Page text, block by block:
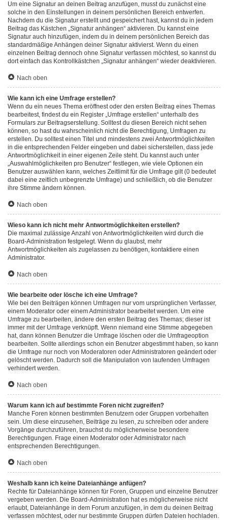
Um eine Signatur an deinen Beitrag anzufügen, musst du zunächst eine
solche in den Einstellungen in deinem persönlichen Bereich entwerfen.
Nachdem du die Signatur erstellt und gespeichert hast, kannst du in jedem
Beitrag das Kästchen „Signatur anhängen“ aktivieren. Du kannst eine
Signatur auch hinzufügen, indem du in deinem persönlichen Bereich das
standardmäßige Anhängen deiner Signatur aktivierst. Wenn du einen
einzelnen Beitrag dennoch ohne Signatur verfassen möchtest, so kannst du
dort einfach das Kontrollkästchen „Signatur anhängen“ wieder deaktivieren.
Nach oben
Wie kann ich eine Umfrage erstellen?
Wenn du ein neues Thema eröffnest oder den ersten Beitrag eines Themas
bearbeitest, findest du ein Register „Umfrage erstellen“ unterhalb des
Formulars zur Beitragserstellung. Solltest du diesen Bereich nicht sehen
können, so hast du wahrscheinlich nicht die Berechtigung, Umfragen zu
erstellen. Du solltest einen Titel und mindestens zwei Antwortmöglichkeiten
in die entsprechenden Felder eingeben und dabei sicherstellen, dass jede
Antwortmöglichkeit in einer eigenen Zeile steht. Du kannst auch unter
„Auswahlmöglichkeiten pro Benutzer“ festlegen, wie viele Optionen ein
Benutzer auswählen kann, welches Zeitlimit für die Umfrage gilt (0 bedeutet
dabei eine zeitlich unbegrenzte Umfrage) und schließlich, ob die Benutzer
ihre Stimme ändern können.
Nach oben
Wieso kann ich nicht mehr Antwortmöglichkeiten erstellen?
Die maximal zulässige Anzahl von Antwortmöglichkeiten wird durch die
Board-Administration festgelegt. Wenn du glaubst, mehr
Antwortmöglichkeiten als zugelassen zu benötigen, kontaktiere einen
Administrator.
Nach oben
Wie bearbeite oder lösche ich eine Umfrage?
Wie bei den Beiträgen können Umfragen nur vom ursprünglichen Verfasser,
einem Moderator oder einem Administrator bearbeitet werden. Um eine
Umfrage zu bearbeiten, ändere den ersten Beitrag des Themas; dieser ist
immer mit der Umfrage verknüpft. Wenn niemand eine Stimme abgegeben
hat, dann können Benutzer die Umfrage löschen oder die Umfrageoption
bearbeiten. Sollte allerdings schon ein Benutzer abgestimmt haben, so kann
die Umfrage nur noch von Moderatoren oder Administratoren geändert oder
gelöscht werden. Dadurch soll die Manipulation von laufenden Umfragen
verhindert werden.
Nach oben
Warum kann ich auf bestimmte Foren nicht zugreifen?
Manche Foren können bestimmten Benutzern oder Gruppen vorbehalten
sein. Um diese einzusehen, Beiträge zu lesen, zu schreiben oder andere
Vorgänge durchzuführen, brauchst du möglicherweise besondere
Berechtigungen. Frage einen Moderator oder Administrator nach
entsprechenden Berechtigungen.
Nach oben
Weshalb kann ich keine Dateianhänge anfügen?
Rechte für Dateianhänge können für Foren, Gruppen und einzelne Benutzer
vergeben werden. Die Board-Administration hat es möglicherweise nicht
erlaubt, Dateianhänge in dem Forum anzufügen, in dem du deinen Beitrag
verfassen möchtest, oder nur bestimmte Gruppen dürfen Dateien hochladen.